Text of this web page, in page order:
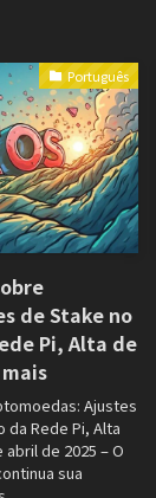
Português
de Stake no
Pi, Alta de
Ajustes
Rede Pi, Alta
abril de 2025 – O
sua